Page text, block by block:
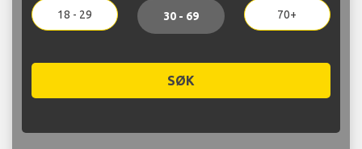
18 - 29 30 - 69 70+
SØK